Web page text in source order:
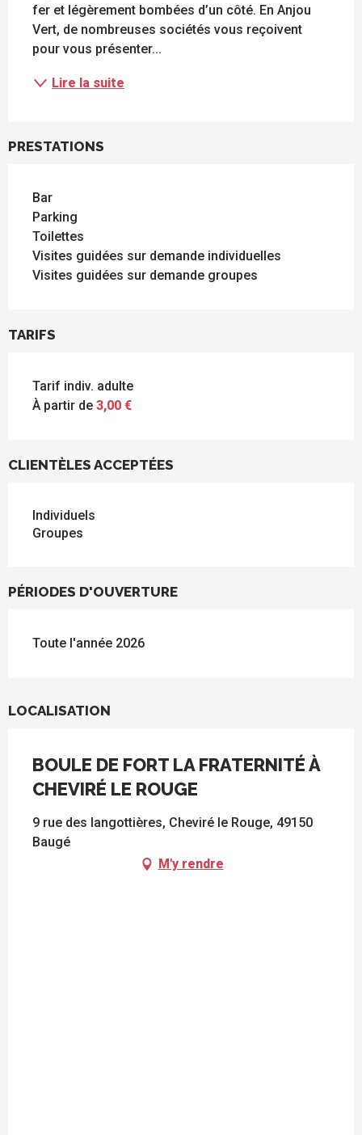
fer et légèrement bombées d’un côté. En Anjou
Vert, de nombreuses sociétés vous reçoivent
pour vous présenter...
Lire la suite
PRESTATIONS
Bar
Parking
Toilettes
Visites guidées sur demande individuelles
Visites guidées sur demande groupes
TARIFS
Tarif indiv. adulte
À partir de 3,00 €
CLIENTÈLES ACCEPTÉES
Individuels
Groupes
PÉRIODES D'OUVERTURE
Toute l'année 2026
LOCALISATION
BOULE DE FORT LA FRATERNITÉ À
CHEVIRÉ LE ROUGE
9 rue des langottières, Cheviré le Rouge, 49150
Baugé
M'y rendre